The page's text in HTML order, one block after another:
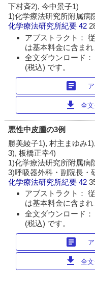
下村斉2), 今中景子1)
1)化学療法研究所附属病
化学療法研究所紀要 42
アブストラクト：
は基本料金に含まれ
全文ダウンロード
(税込) です。
article
download 全
悪性中皮腫の3例
勝美綾子1), 村主まゆみ
3), 板橋正幸4)
1)化学療法研究所附属病
3)呼吸器外科・副院長・
化学療法研究所紀要 42
アブストラクト：
は基本料金に含まれ
全文ダウンロード
(税込) です。
article
download 全